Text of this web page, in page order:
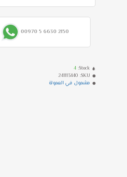
Stock:
4
SKU:
241113440
مشمول في العمولة
00970 5 6630 2150